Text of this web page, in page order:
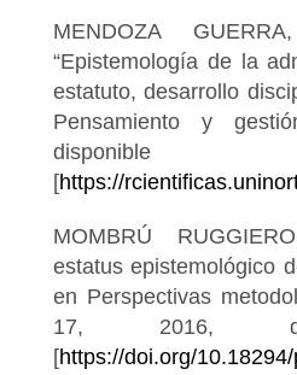
MENDOZA
“Epistemología de la
estatuto, desarrollo
Pensamiento y
[https://
MOMBRÚ
estatus epistemológico
en Perspectivas
17, 2016,
[https://doi.org/